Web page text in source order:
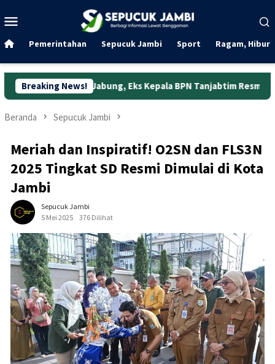
ke
Mobile
Pemerintahan Sepucuk Jambi Sport Ragam,
Breaking News!
Jabung, Eks Kepala BPN Tanjabtim Resmi Ditahan
Beranda Sepucuk Jambi
Meriah dan Inspiratif! O2SN dan FLS3N
2025 Tingkat SD Resmi Dimulai di Kota
Jambi
Sepucuk Jambi
5 Mei 2025
376 Dilihat